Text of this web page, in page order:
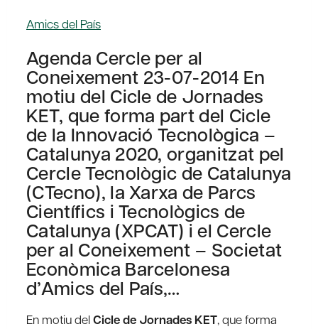
Amics del País
Agenda Cercle per al
Coneixement 23-07-2014 En
motiu del Cicle de Jornades
KET, que forma part del Cicle
de la Innovació Tecnològica –
Catalunya 2020, organitzat pel
Cercle Tecnològic de Catalunya
(CTecno), la Xarxa de Parcs
Científics i Tecnològics de
Catalunya (XPCAT) i el Cercle
per al Coneixement – Societat
Econòmica Barcelonesa
d’Amics del País,…
En motiu delCicle de Jornades KET, que forma